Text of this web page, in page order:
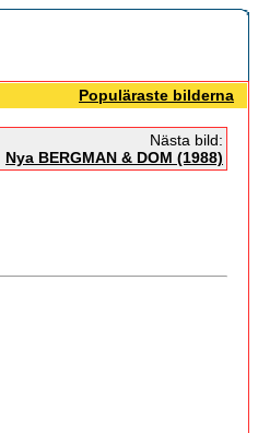
Populäraste bilderna
Nästa bild:
Nya BERGMAN & DOM (1988)